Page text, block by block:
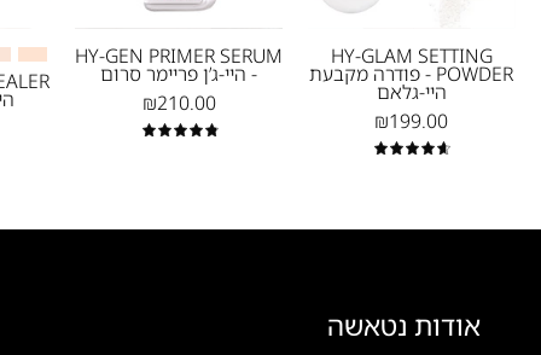
דנונה
מייקאפ
HY-GLAM SETTING
POWDER - פודרה מקבעת
היי-גלאם
₪199.00
פריימר
סרום
-
נטאשה
דנונה
HY-GEN PRIMER SERUM
- היי-ג’ן פריימר סרום
₪210.00
אודות נטאשה